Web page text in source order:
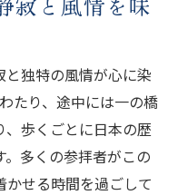
独特の風情が心に染
たり、途中には一の橋
歩くごとに日本の歴
多くの参拝者がこの
せる時間を過ごして